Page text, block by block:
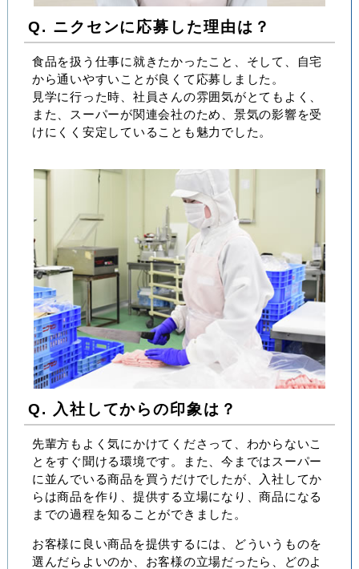
Q. ニクセンに応募した理由は？
食品を扱う仕事に就きたかったこと、そして、自宅
から通いやすいことが良くて応募しました。
見学に行った時、社員さんの雰囲気がとてもよく、
また、スーパーが関連会社のため、景気の影響を受
けにくく安定していることも魅力でした。
Q. 入社してからの印象は？
先輩方もよく気にかけてくださって、わからないこ
とをすぐ聞ける環境です。また、今まではスーパー
に並んでいる商品を買うだけでしたが、入社してか
らは商品を作り、提供する立場になり、商品になる
までの過程を知ることができました。
お客様に良い商品を提供するには、どういうものを
選んだらよいのか、お客様の立場だったら、どのよ